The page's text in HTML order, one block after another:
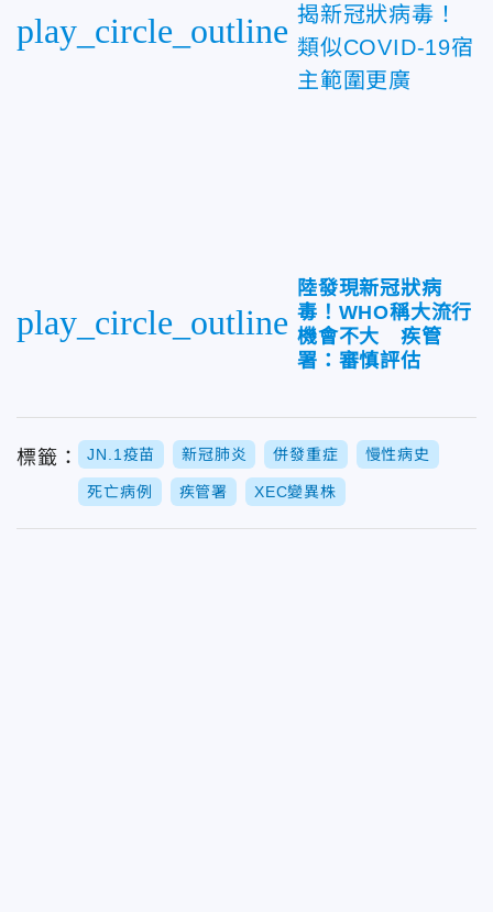
play_circle_outline 揭新冠狀病毒！
類似COVID-19宿
主範圍更廣
play_circle_outline
陸發現新冠狀病
毒！WHO稱大流行
機會不大 疾管
署：審慎評估
標籤： JN.1疫苗 新冠肺炎 併發重症 慢性病史
死亡病例 疾管署 XEC變異株